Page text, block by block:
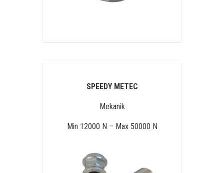
SPEEDY METEC
Mekanik
Min 12000 N – Max 50000 N